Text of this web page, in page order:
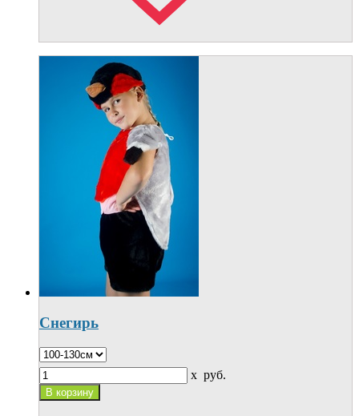
Снегирь
x руб.